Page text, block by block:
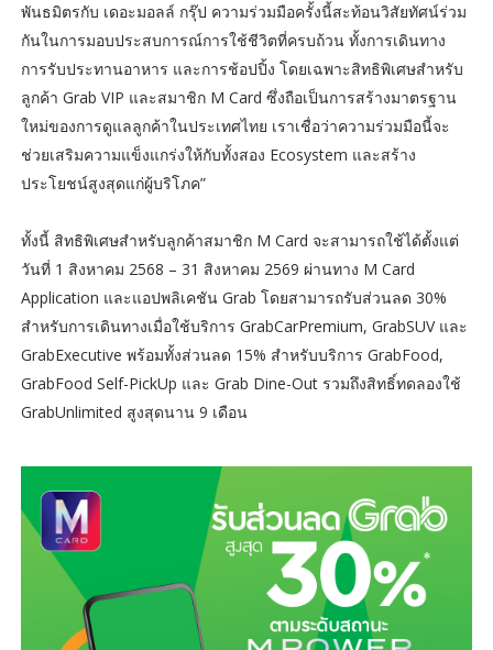
พันธมิตรกับ เดอะมอลล์ กรุ๊ป ความร่วมมือครั้งนี้สะท้อนวิสัยทัศน์ร่วม
กันในการมอบประสบการณ์การใช้ชีวิตที่ครบถ้วน ทั้งการเดินทาง
การรับประทานอาหาร และการช้อปปิ้ง โดยเฉพาะสิทธิพิเศษสำหรับ
ลูกค้า Grab VIP และสมาชิก M Card ซึ่งถือเป็นการสร้างมาตรฐาน
ใหม่ของการดูแลลูกค้าในประเทศไทย เราเชื่อว่าความร่วมมือนี้จะ
ช่วยเสริมความแข็งแกร่งให้กับทั้งสอง Ecosystem และสร้าง
ประโยชน์สูงสุดแก่ผู้บริโภค”
ทั้งนี้ สิทธิพิเศษสำหรับลูกค้าสมาชิก M Card จะสามารถใช้ได้ตั้งแต่
วันที่ 1 สิงหาคม 2568 – 31 สิงหาคม 2569 ผ่านทาง M Card
Application และแอปพลิเคชัน Grab โดยสามารถรับส่วนลด 30%
สำหรับการเดินทางเมื่อใช้บริการ GrabCarPremium, GrabSUV และ
GrabExecutive พร้อมทั้งส่วนลด 15% สำหรับบริการ GrabFood,
GrabFood Self-PickUp และ Grab Dine-Out รวมถึงสิทธิ์ทดลองใช้
GrabUnlimited สูงสุดนาน 9 เดือน